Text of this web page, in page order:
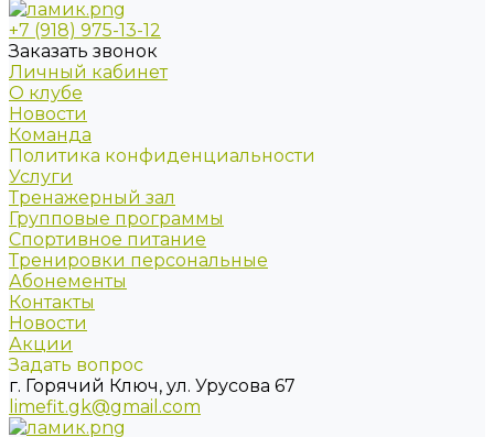
+7 (918) 975-13-12
Заказать звонок
Личный кабинет
О клубе
Новости
Команда
Политика конфиденциальности
Услуги
Тренажерный зал
Групповые программы
Спортивное питание
Тренировки персональные
Абонементы
Контакты
Новости
Акции
Задать вопрос
г. Горячий Ключ, ул. Урусова 67
limefit.gk@gmail.com